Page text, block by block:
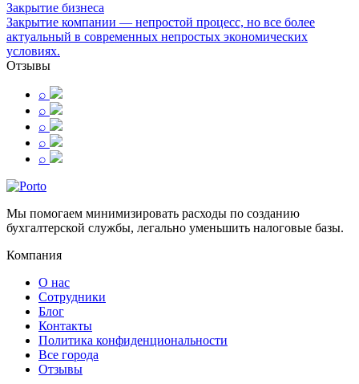
Закрытие бизнеса
Закрытие компании — непростой процесс, но все более
актуальный в современных непростых экономических
условиях.
Отзывы
⌕
⌕
⌕
⌕
⌕
Мы помогаем минимизировать расходы по созданию
бухгалтерской службы, легально уменьшить налоговые базы.
Компания
О нас
Сотрудники
Блог
Контакты
Политика конфиденциональности
Все города
Отзывы